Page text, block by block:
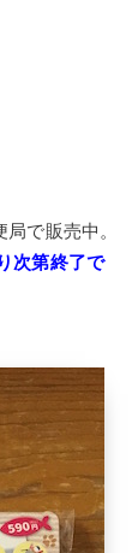
で販売中。
次第終了で